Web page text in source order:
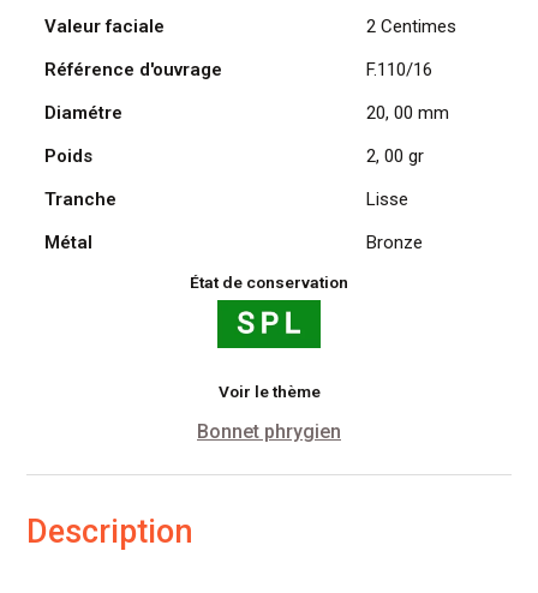
1913
Valeur faciale
2 Centimes
Référence d'ouvrage
F.110/16
Diamétre
20, 00 mm
Poids
2, 00 gr
Tranche
Lisse
Métal
Bronze
État de conservation
Voir le thème
Bonnet phrygien
Description